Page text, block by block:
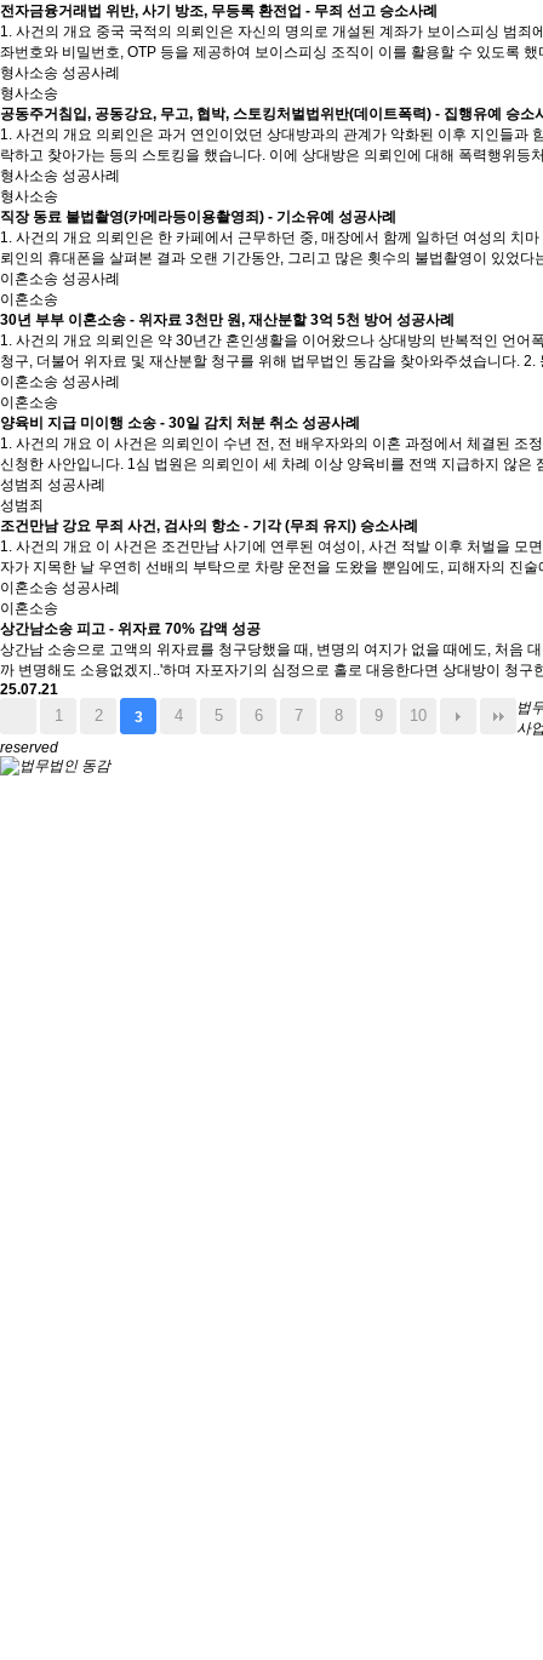
전자금융거래법 위반, 사기 방조, 무등록 환전업 - 무죄 선고 승소사례
1. 사건의 개요 중국 국적의 의뢰인은 자신의 명의로 개설된 계좌가 보이스피싱 범
좌번호와 비밀번호, OTP 등을 제공하여 보이스피싱 조직이 이를 활용할 수 있도록
형사소송 성공사례
형사소송
공동주거침입, 공동강요, 무고, 협박, 스토킹처벌법위반(데이트폭력) - 집행유예 승소
1. 사건의 개요 의뢰인은 과거 연인이었던 상대방과의 관계가 악화된 이후 지인들
락하고 찾아가는 등의 스토킹을 했습니다. 이에 상대방은 의뢰인에 대해 폭력행위
형사소송 성공사례
형사소송
직장 동료 불법촬영(카메라등이용촬영죄) - 기소유예 성공사례
1. 사건의 개요 의뢰인은 한 카페에서 근무하던 중, 매장에서 함께 일하던 여성의 치
뢰인의 휴대폰을 살펴본 결과 오랜 기간동안, 그리고 많은 횟수의 불법촬영이 있었
이혼소송 성공사례
이혼소송
30년 부부 이혼소송 - 위자료 3천만 원, 재산분할 3억 5천 방어 성공사례
1. 사건의 개요 의뢰인은 약 30년간 혼인생활을 이어왔으나 상대방의 반복적인 언
청구, 더불어 위자료 및 재산분할 청구를 위해 법무법인 동감을 찾아와주셨습니다.
이혼소송 성공사례
이혼소송
양육비 지급 미이행 소송 - 30일 감치 처분 취소 성공사례
1. 사건의 개요 이 사건은 의뢰인이 수년 전, 전 배우자와의 이혼 과정에서 체결된
신청한 사안입니다. 1심 법원은 의뢰인이 세 차례 이상 양육비를 전액 지급하지 않
성범죄 성공사례
성범죄
조건만남 강요 무죄 사건, 검사의 항소 - 기각 (무죄 유지) 승소사례
1. 사건의 개요 이 사건은 조건만남 사기에 연루된 여성이, 사건 적발 이후 처벌을
자가 지목한 날 우연히 선배의 부탁으로 차량 운전을 도왔을 뿐임에도, 피해자의
이혼소송 성공사례
이혼소송
상간남소송 피고 - 위자료 70% 감액 성공
상간남 소송으로 고액의 위자료를 청구당했을 때, 변명의 여지가 없을 때에도, 처음
까 변명해도 소용없겠지..'하며 자포자기의 심정으로 홀로 대응한다면 상대방이 청
25.07.21
1 2 3 4 5 6 7 8 9 10
법
사
reserved